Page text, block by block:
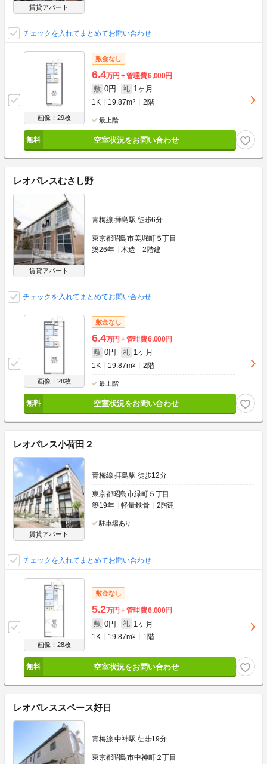
賃貸アパート
チェックを入れてまとめてお問い合わせ
画像：29枚
敷金なし
6.4万円 管理費6,000円
敷 0円 礼 1ヶ月
1K 19.87m2 2階
最上階
空室状況をお問い合わせ
レオパレスむさし野
賃貸アパート
青梅線 拝島駅 徒歩6分
東京都昭島市美堀町５丁目
築26年
木造 2階建
チェックを入れてまとめてお問い合わせ
画像：28枚
敷金なし
6.4万円 管理費6,000円
敷 0円 礼 1ヶ月
1K 19.87m2 2階
最上階
空室状況をお問い合わせ
レオパレス小荷田２
賃貸アパート
青梅線 拝島駅 徒歩12分
東京都昭島市緑町５丁目
築19年
軽量鉄骨 2階建
駐車場あり
チェックを入れてまとめてお問い合わせ
画像：28枚
敷金なし
5.2万円 管理費6,000円
敷 0円 礼 1ヶ月
1K 19.87m2 1階
空室状況をお問い合わせ
レオパレススペース好日
青梅線 中神駅 徒歩19分
東京都昭島市中神町２丁目